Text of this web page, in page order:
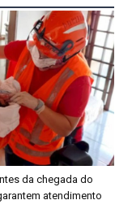
da chegada do
atendimento